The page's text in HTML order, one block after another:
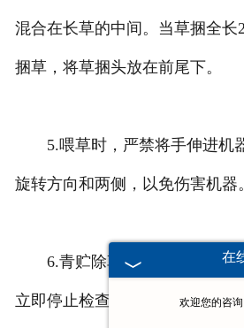
混合在长草的中间。当草捆全长
捆草，将草捆头放在前尾下。
5.喂草时，严禁将手伸进机
旋转方向和两侧，以免伤害机器。
6.青贮除草机工作时，如果听
立即停止检查，严禁停止清洗和
在
欢迎您的咨